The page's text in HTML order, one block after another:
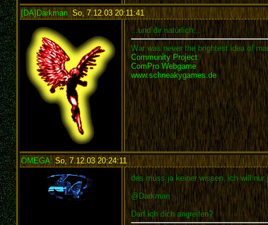
[DA]Darkman, So, 7.12.03 20:11:41:
...und dir natürlich...
War was never the brightest idea of
Community Project
ComPro Webgame
www.schneakygames.de
OMEGA,So, 7.12.03 20:24:11 :
des muss ja keiner wissen, ich will nur
@Darkman
Darf ich dich angreifen?